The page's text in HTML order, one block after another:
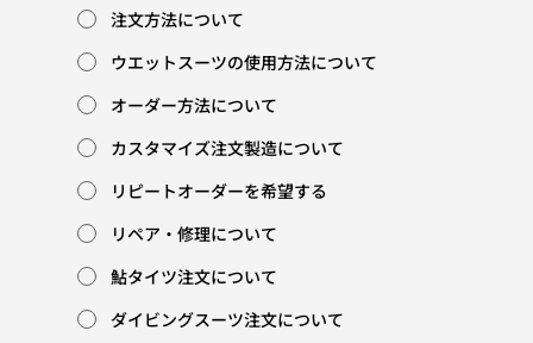
注文方法について
ウエットスーツの使用方法について
オーダー方法について
カスタマイズ注文製造について
リピートオーダーを希望する
リペア・修理について
鮎タイツ注文について
ダイビングスーツ注文について